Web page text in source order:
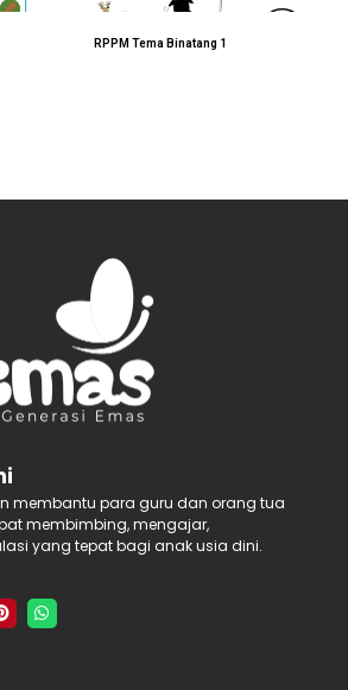
RPPM Tema Binatang 1
membantu para guru dan orang tua
membimbing, mengajar,
yang tepat bagi anak usia dini.